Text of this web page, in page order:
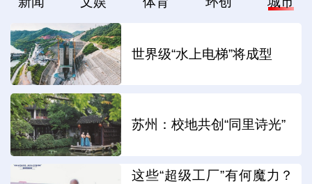
世界级“水上电梯”将成型
苏州：校地共创“同里诗光”
这些“超级工厂”有何魔力？